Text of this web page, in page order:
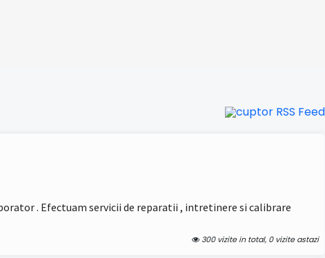
. Efectuam servicii de reparatii , intretinere si calibrare
300 vizite in total, 0 vizite astazi